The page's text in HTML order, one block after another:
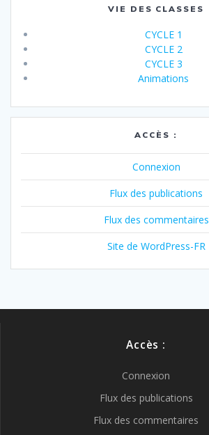
VIE DES CLASSES
CYCLE 1
CYCLE 2
CYCLE 3
Animations
ACCÈS :
Connexion
Flux des publications
Flux des commentaires
Site de WordPress-FR
Accès :
Connexion
Flux des publications
Flux des commentaires